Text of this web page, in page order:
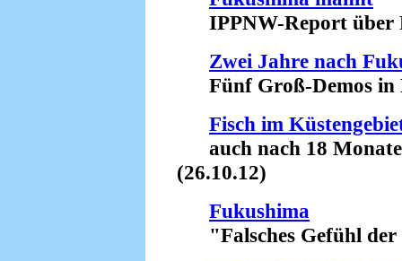
IPPNW-Report über
Zwei Jahre nach
Fünf Groß-Demos in
Fisch im
auch nach 18
(26.10.12)
Fukushima
"Falsches Gefühl der